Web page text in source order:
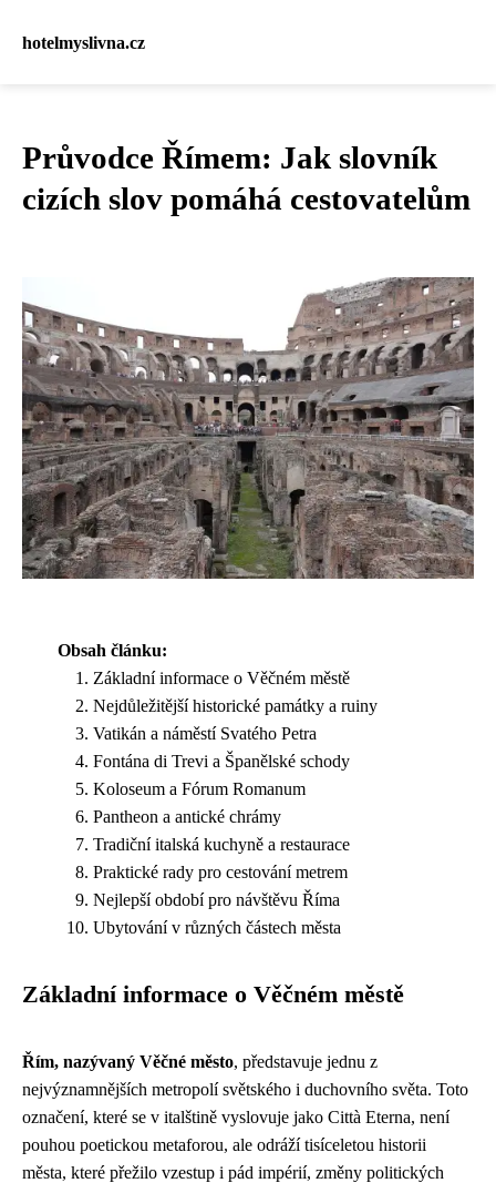
hotelmyslivna.cz
Průvodce Římem: Jak slovník
cizích slov pomáhá cestovatelům
Obsah článku:
Základní informace o Věčném městě
Nejdůležitější historické památky a ruiny
Vatikán a náměstí Svatého Petra
Fontána di Trevi a Španělské schody
Koloseum a Fórum Romanum
Pantheon a antické chrámy
Tradiční italská kuchyně a restaurace
Praktické rady pro cestování metrem
Nejlepší období pro návštěvu Říma
Ubytování v různých částech města
Základní informace o Věčném městě
Řím, nazývaný Věčné město, představuje jednu z
nejvýznamnějších metropolí světského i duchovního světa. Toto
označení, které se v italštině vyslovuje jako Città Eterna, není
pouhou poetickou metaforou, ale odráží tisíceletou historii
města, které přežilo vzestup i pád impérií, změny politických